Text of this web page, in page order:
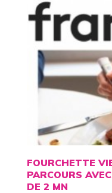
FOURCHETTE
PARCOURS
DE 2 MN